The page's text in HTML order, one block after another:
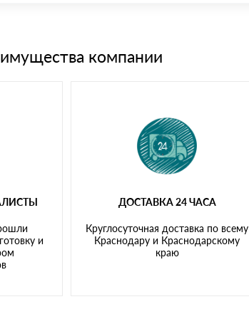
компании
и
ДОСТАВКА 24 ЧАСА
Круглосуточная доставка по всему
Краснодару и Краснодарскому
краю